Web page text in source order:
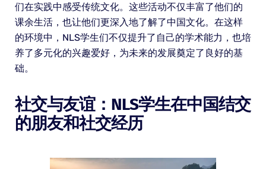
们在实践中感受传统文化。这些活动不仅丰富了他们的
课余生活，也让他们更深入地了解了中国文化。在这样
的环境中，NLS学生们不仅提升了自己的学术能力，也培
养了多元化的兴趣爱好，为未来的发展奠定了良好的基
础。
社交与友谊：NLS学生在中国结交
的朋友和社交经历